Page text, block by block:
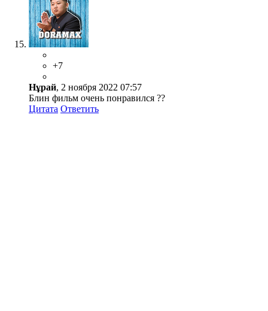
+7
Нұрай, 2 ноября 2022 07:57
Блин фильм очень понравился ??
Цитата Ответить